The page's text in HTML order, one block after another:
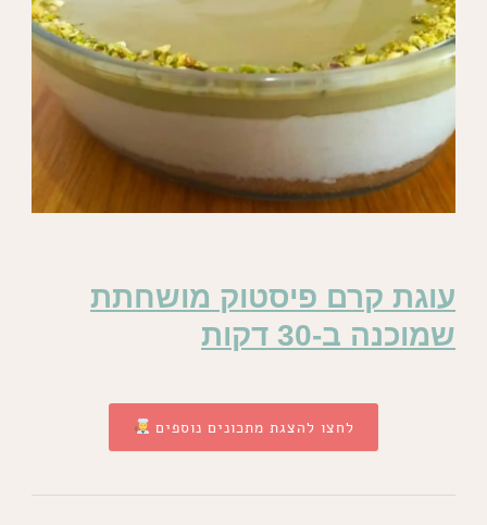
עוגת קרם פיסטוק מושחתת
שמוכנה ב-30 דקות
לחצו להצגת מתכונים נוספים